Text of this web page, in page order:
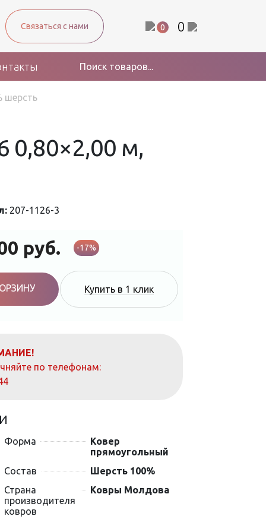
Связаться с нами 0 0
шерсть
0,80×2,00 м,
207-1126-3
руб. -17%
Купить в 1 клик
по телефонам:
Форма
Ковер
прямоугольный
Состав
Шерсть 100%
Страна
производителя
ковров
Ковры Молдова